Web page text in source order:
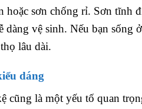
hoặc sơn chống rỉ. Sơn tĩnh
dàng vệ sinh. Nếu bạn sống
lâu dài.
dáng
cũng là một yếu tố quan